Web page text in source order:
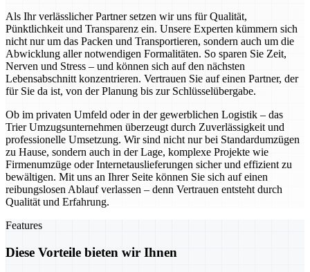
Als Ihr verlässlicher Partner setzen wir uns für Qualität,
Pünktlichkeit und Transparenz ein. Unsere Experten kümmern sich
nicht nur um das Packen und Transportieren, sondern auch um die
Abwicklung aller notwendigen Formalitäten. So sparen Sie Zeit,
Nerven und Stress – und können sich auf den nächsten
Lebensabschnitt konzentrieren. Vertrauen Sie auf einen Partner, der
für Sie da ist, von der Planung bis zur Schlüsselübergabe.
Ob im privaten Umfeld oder in der gewerblichen Logistik – das
Trier Umzugsunternehmen überzeugt durch Zuverlässigkeit und
professionelle Umsetzung. Wir sind nicht nur bei Standardumzügen
zu Hause, sondern auch in der Lage, komplexe Projekte wie
Firmenumzüge oder Internetauslieferungen sicher und effizient zu
bewältigen. Mit uns an Ihrer Seite können Sie sich auf einen
reibungslosen Ablauf verlassen – denn Vertrauen entsteht durch
Qualität und Erfahrung.
Features
Diese Vorteile bieten wir Ihnen